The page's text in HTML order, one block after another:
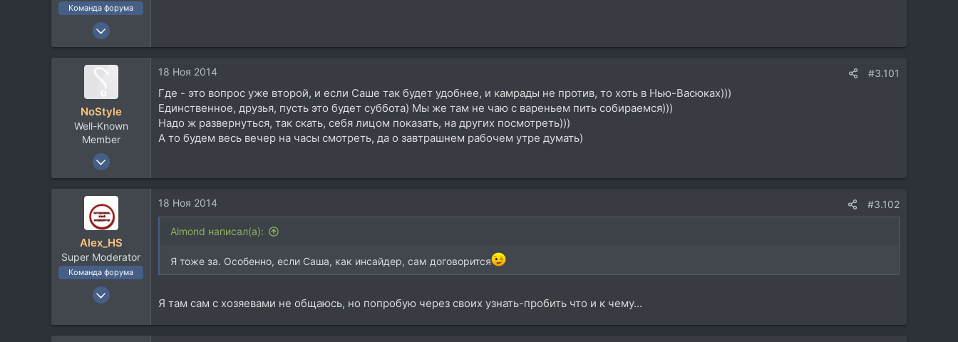
Команда форума
22 Окт 2003
Moscow
NoStyle
Well-Known
Member
13 Окт 2010
akarenin.com
18 Ноя 2014 #3.101
Где - это вопрос уже второй, и если Саше так будет удобнее, и камрады не против, то хоть в Нью-Васюках)))
Единственное, друзья, пусть это будет суббота) Мы же там не чаю с вареньем пить собираемся)))
Надо ж развернуться, так скать, себя лицом показать, на других посмотреть)))
А то будем весь вечер на часы смотреть, да о завтрашнем рабочем утре думать)
Alex_HS
Super Moderator
Команда форума
19 Ноя 2002
33.735
18 Ноя 2014 #3.102
Almond написал(а):
Я тоже за. Особенно, если Саша, как инсайдер, сам договорится
Я там сам с хозяевами не общаюсь, но попробую через своих узнать-пробить что и к чему...